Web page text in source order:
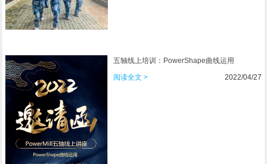
五轴线上培训：PowerShape曲线运用
阅读全文 >
2022/04/27